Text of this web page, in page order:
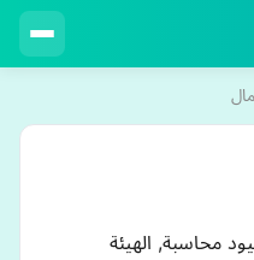
محاسبة, الهيئة